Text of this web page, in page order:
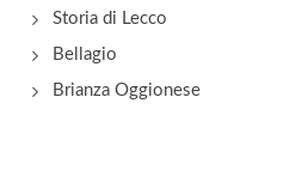
Storia di Lecco
Bellagio
Brianza Oggionese